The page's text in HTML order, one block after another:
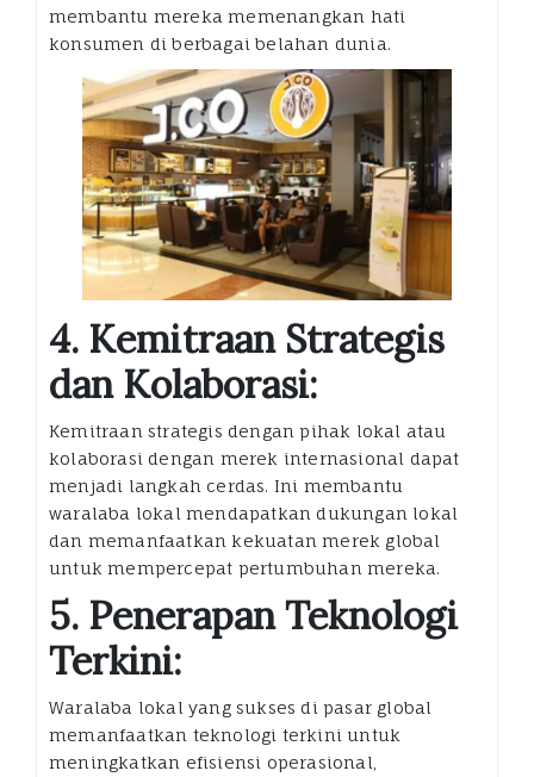
membantu mereka memenangkan hati
konsumen di berbagai belahan dunia.
4. Kemitraan Strategis
dan Kolaborasi:
Kemitraan strategis dengan pihak lokal atau
kolaborasi dengan merek internasional dapat
menjadi langkah cerdas. Ini membantu
waralaba lokal mendapatkan dukungan lokal
dan memanfaatkan kekuatan merek global
untuk mempercepat pertumbuhan mereka.
5. Penerapan Teknologi
Terkini:
Waralaba lokal yang sukses di pasar global
memanfaatkan teknologi terkini untuk
meningkatkan efisiensi operasional,